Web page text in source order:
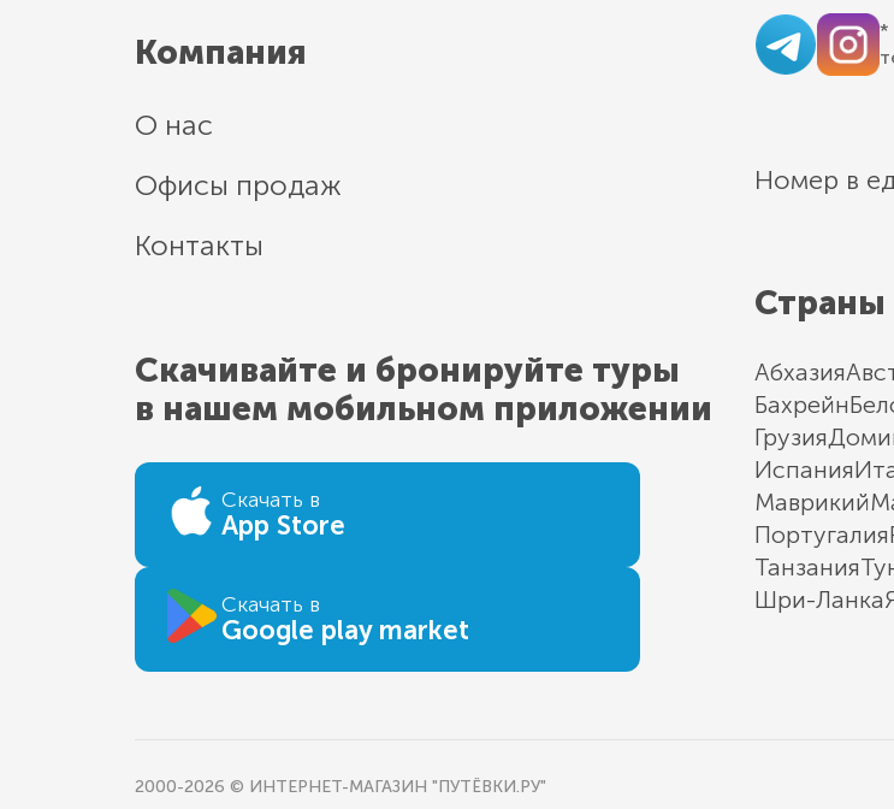
Компания
О нас
Офисы продаж
Контакты
Скачивайте и бронируйте туры
в нашем мобильном приложении
Скачать в
App Store
Скачать в
Google play market
*
Номер в
Страны
Абхазия
Бахрейн
Грузия
Испания
Маврикий
Португалия
Танзания
Шри-Ланка
2000-2026 © ИНТЕРНЕТ-МАГАЗИН "ПУТЁВКИ.РУ"